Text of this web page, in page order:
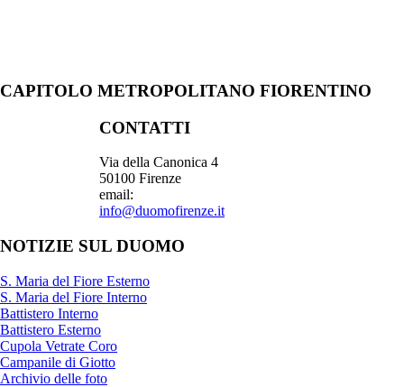
CAPITOLO METROPOLITANO FIORENTINO
CONTATTI
Via della Canonica 4
50100 Firenze
email:
info@duomofirenze.it
NOTIZIE SUL DUOMO
S. Maria del Fiore Esterno
S. Maria del Fiore Interno
Battistero Interno
Battistero Esterno
Cupola Vetrate Coro
Campanile di Giotto
Archivio delle foto